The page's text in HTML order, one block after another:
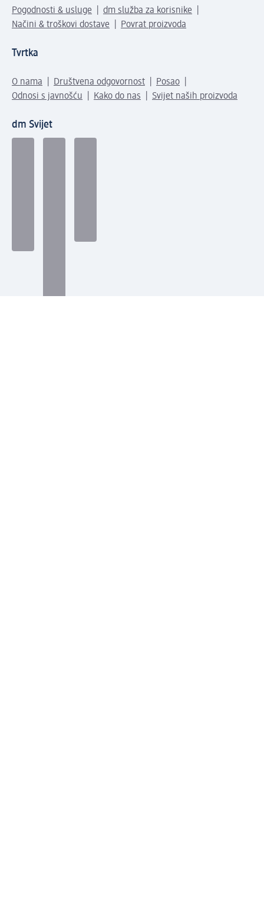
Pogodnosti & usluge
dm služba za korisnike
Načini & troškovi dostave
Povrat proizvoda
Tvrtka
O nama Društvena odgovornost
Posao
Odnosi s javnošću
Kako do nas Svijet naših proizvoda
dm Svijet